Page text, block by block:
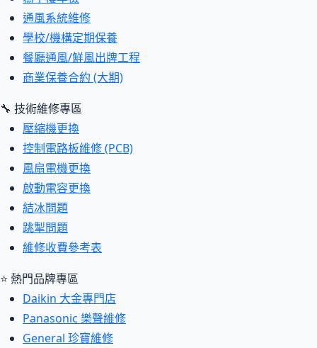
通風系統維修
學校/機構定期保養
餐廳通風/鮮風出牌工程
商業保養合約 (大期)
🔧 技術維修專區
壓縮機更換
控制電路板維修 (PCB)
風扇電機更換
啟動電容更換
結冰問題
跳掣問題
維修收費參考表
⭐ 熱門品牌專區
Daikin 大金專門店
Panasonic 樂聲維修
General 珍寶維修